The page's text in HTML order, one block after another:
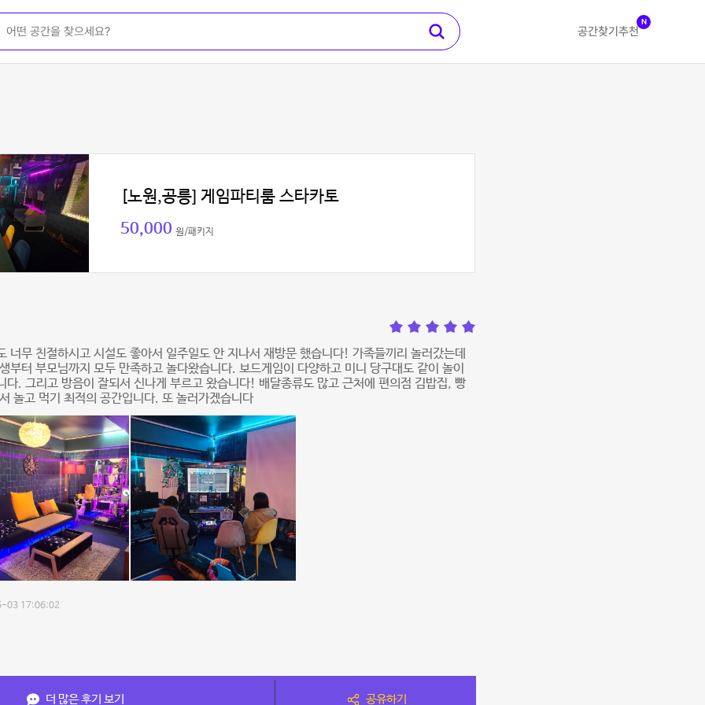
공간찾기 추천
N
[노원,공릉] 게임파티룸 스타카토
50,000 원/패키지
너무 친절하시고 시설도 좋아서 일주일도 안 지나서 재방문 했습니다! 가족들끼리 놀러갔는데
부터 부모님까지 모두 만족하고 놀다왔습니다. 보드게임이 다양하고 미니 당구대도 같이 놀이
다. 그리고 방음이 잘되서 신나게 부르고 왔습니다! 배달종류도 많고 근처에 편의점 김밥집, 빵
놀고 먹기 최적의 공간입니다. 또 놀러가겠습니다
03 17:06:02
더 많은 후기 보기 공유하기